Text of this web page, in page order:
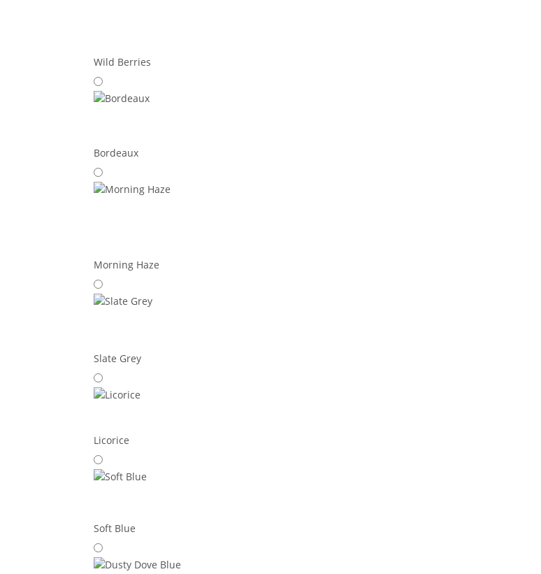
Wild Berries
Bordeaux
Morning Haze
Slate Grey
Licorice
Soft Blue